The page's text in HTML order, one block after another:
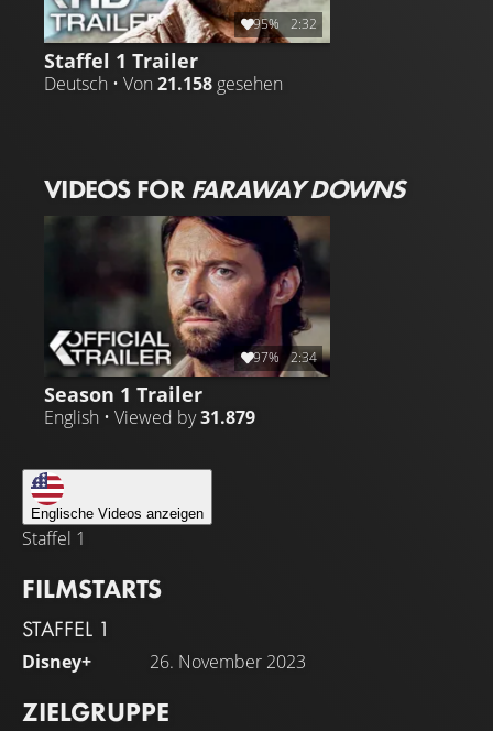
95% 2:32
Staffel 1 Trailer
Deutsch • Von 21.158 gesehen
VIDEOS FORFARAWAY DOWNS
97% 2:34
Season 1 Trailer
English • Viewed by31.879
Englische Videos anzeigen
Staffel 1
FILMSTARTS
STAFFEL 1
Disney+ 26. November 2023
ZIELGRUPPE